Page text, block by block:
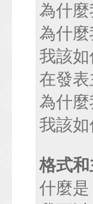
為什麼
為什麼
我該
在發
為什
我該
格式
什麼是